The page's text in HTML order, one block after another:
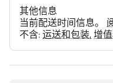
其他信息
当前配送时间信息。
不含: 运送和包装 增